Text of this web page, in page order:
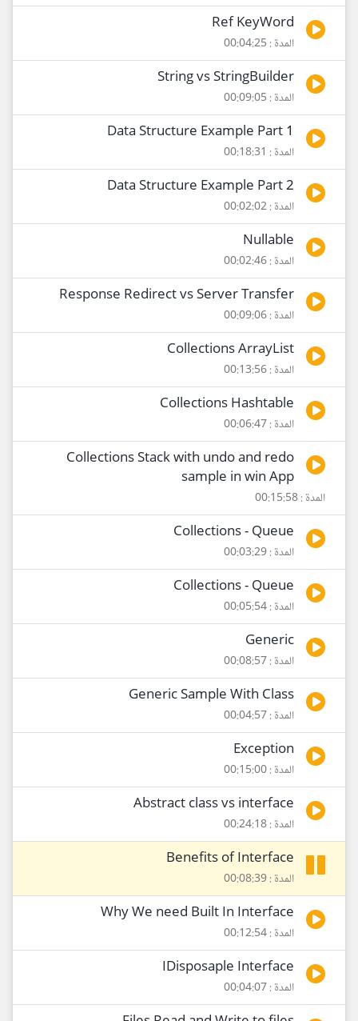
Ref KeyWord
المدة : 00:04:25
String vs StringBuilder
المدة : 00:09:05
Data Structure Example Part 1
المدة : 00:18:31
Data Structure Example Part 2
المدة : 00:02:02
Nullable
المدة : 00:02:46
Response Redirect vs Server Transfer
المدة : 00:09:06
Collections ArrayList
المدة : 00:13:56
Collections Hashtable
المدة : 00:06:47
Collections Stack with undo and redo
sample in win App
المدة : 00:15:58
Collections - Queue
المدة : 00:03:29
Collections - Queue
المدة : 00:05:54
Generic
المدة : 00:08:57
Generic Sample With Class
المدة : 00:04:57
Exception
المدة : 00:15:00
Abstract class vs interface
المدة : 00:24:18
Benefits of Interface
المدة : 00:08:39
Why We need Built In Interface
المدة : 00:12:54
IDisposaple Interface
المدة : 00:04:07